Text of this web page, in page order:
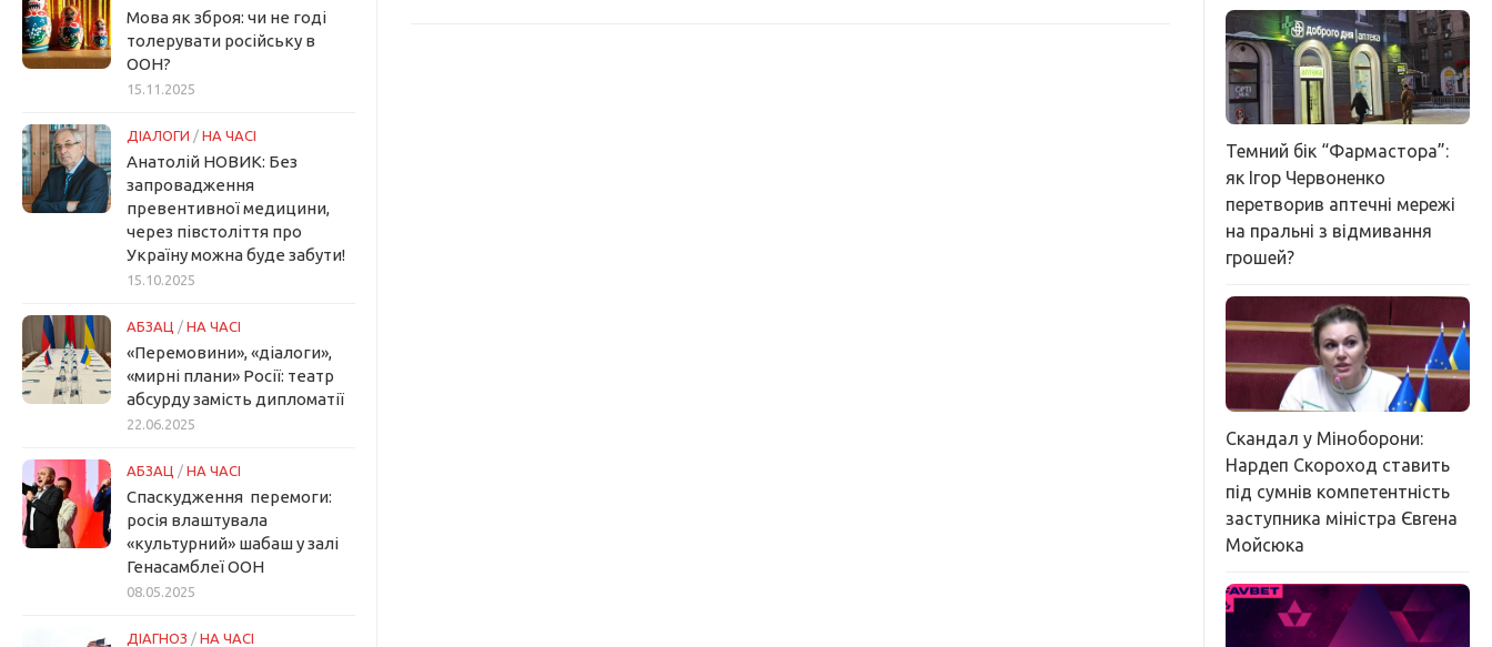
Мова як зброя: чи не годі
толерувати російську в
ООН?
15.11.2025
ДІАЛОГИ / НА ЧАСІ
Анатолій НОВИК: Без
запровадження
превентивної медицини,
через півстоліття про
Україну можна буде забути!
15.10.2025
АБЗАЦ / НА ЧАСІ
«Перемовини», «діалоги»,
«мирні плани» Росії: театр
абсурду замість дипломатії
22.06.2025
АБЗАЦ / НА ЧАСІ
Спаскудження перемоги:
росія влаштувала
«культурний» шабаш у залі
Генасамблеї ООН
08.05.2025
ДІАГНОЗ / НА ЧАСІ
Темний бік “Фармастора”:
як Ігор Червоненко
перетворив аптечні мережі
на пральні з відмивання
грошей?
Скандал у Міноборони:
Нардеп Скороход ставить
під сумнів компетентність
заступника міністра Євгена
Мойсюка